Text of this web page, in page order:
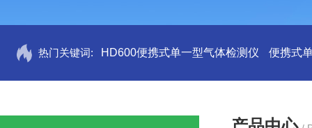
热门关键词: HD600便携式单一型气体检测仪 便携式